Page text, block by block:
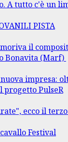
A tutto c'è un
PISTA
il
Bonavita (Marf)
impresa:
PulseR
ecco il
Festival